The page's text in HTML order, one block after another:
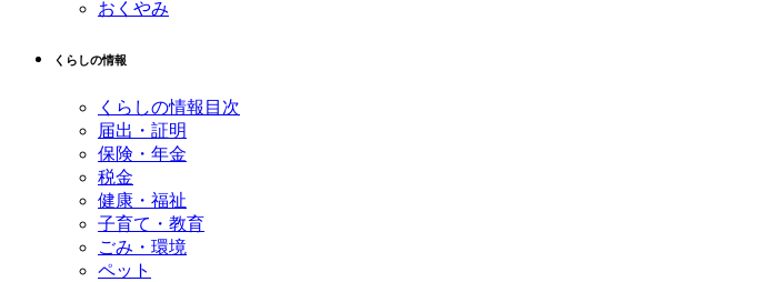
おくやみ
くらしの情報
くらしの情報目次
届出・証明
保険・年金
税金
健康・福祉
子育て・教育
ごみ・環境
ペット